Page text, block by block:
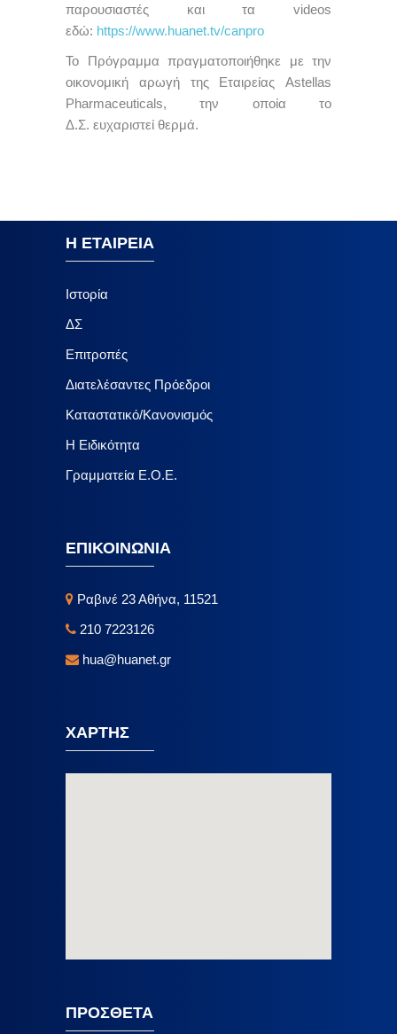
παρουσιαστές και τα videos
εδώ: https://www.huanet.tv/canpro
Το Πρόγραμμα πραγματοποιήθηκε με την
οικονομική αρωγή της Εταιρείας Astellas
Pharmaceuticals, την οποία το
Δ.Σ. ευχαριστεί θερμά.
Η ΕΤΑΙΡΕΙΑ
Ιστορία
ΔΣ
Επιτροπές
Διατελέσαντες Πρόεδροι
Καταστατικό/Κανονισμός
Η Ειδικότητα
Γραμματεία Ε.Ο.Ε.
ΕΠΙΚΟΙΝΩΝΙΑ
Ραβινέ 23 Αθήνα, 11521
210 7223126
hua@huanet.gr
ΧΑΡΤΗΣ
ΠΡΟΣΘΕΤΑ